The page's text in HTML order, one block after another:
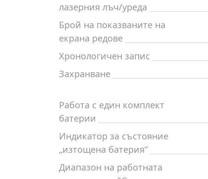
лазерния лъч/уреда
Брой на показваните на
екрана редове
Хронологичен запис
Захранване
Работа с един комплект
батерии
Индикатор за състояние
„изтощена батерия“
Диапазон на работната